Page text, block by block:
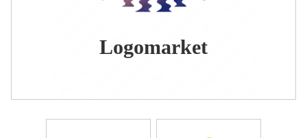
Logomarket